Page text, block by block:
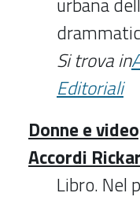
Si trova in
Editoriali
Donne e
Accordi
Libro. Nel